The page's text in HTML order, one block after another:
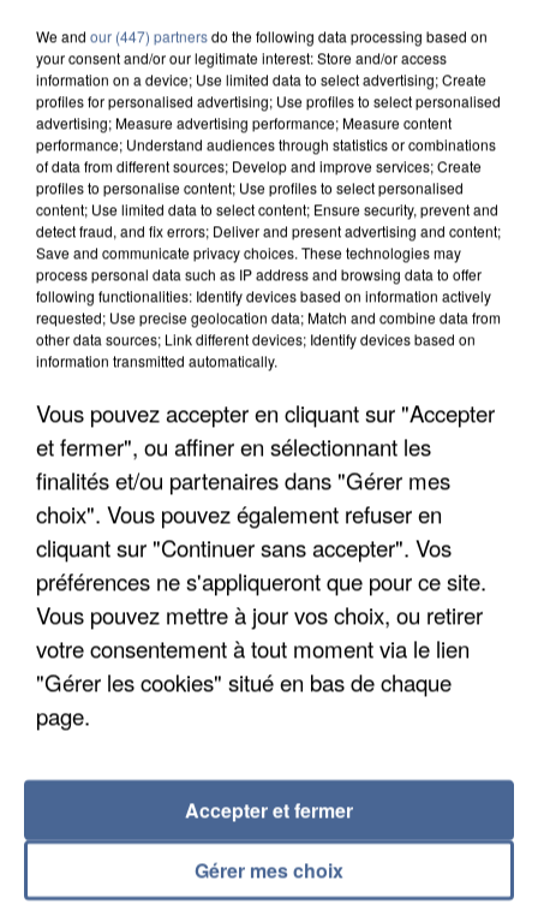
UN SECOND CADRE DE LA DZ MAFIA
INTERPELLÉ EN ALGÉRIE
UNE TOURISTE DE L’OISE EMPORTÉE PAR UNE
We and our (447) partnersdo the following data processing based on
your consent and/or our legitimate interest: Store and/or access
information on a device; Use limited data to select advertising; Create
profiles for personalised advertising; Use profiles to select personalised
advertising; Measure advertising performance; Measure content
performance; Understand audiences through statistics or combinations
of data from different sources; Develop and improve services; Create
profiles to personalise content; Use profiles to select personalised
content; Use limited data to select content; Ensure security, prevent and
detect fraud, and fix errors; Deliver and present advertising and content;
Save and communicate privacy choices. These technologies may
process personal data such as IP address and browsing data to offer
following functionalities: Identify devices based on information actively
requested; Use precise geolocation data; Match and combine data from
other data sources; Link different devices; Identify devices based on
information transmitted automatically.
Vous pouvez accepter en cliquant sur "Accepter
et fermer", ou affiner en sélectionnant les
finalités et/ou partenaires dans "Gérer mes
choix". Vous pouvez également refuser en
cliquant sur "Continuer sans accepter". Vos
préférences ne s'appliqueront que pour ce site.
Vous pouvez mettre à jour vos choix, ou retirer
votre consentement à tout moment via le lien
"Gérer les cookies" situé en bas de chaque
page.
Gérer mes choix
Accepter et fermer